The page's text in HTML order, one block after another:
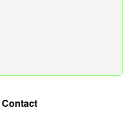
Contact